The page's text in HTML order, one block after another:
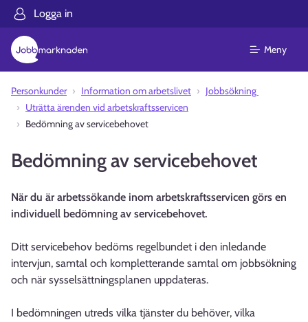
Logga in
Meny
Personkunder Information om arbetslivet
Jobbsökning
Uträtta ärenden vid arbetskraftsservicen
Bedömning av servicebehovet
Bedömning av servicebehovet
När du är arbetssökande inom arbetskraftsservicen görs en
individuell bedömning av servicebehovet.
Ditt servicebehov bedöms regelbundet i den inledande
intervjun, samtal och kompletterande samtal om jobbsökning
och när sysselsättningsplanen uppdateras.
I bedömningen utreds vilka tjänster du behöver, vilka